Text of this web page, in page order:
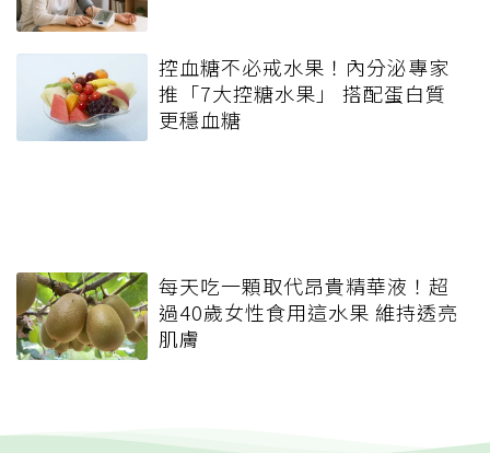
控血糖不必戒水果！內分泌專家
推「7大控糖水果」 搭配蛋白質
更穩血糖
每天吃一顆取代昂貴精華液！超
過40歲女性食用這水果 維持透亮
肌膚